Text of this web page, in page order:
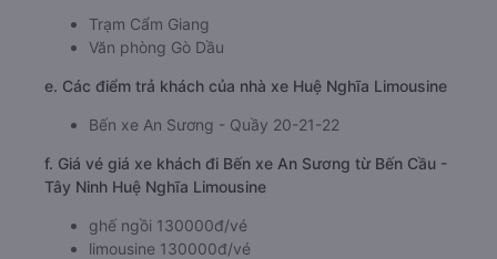
Trạm Cẩm Giang
Văn phòng Gò Dầu
e. Các điểm trả khách của nhà xe Huệ Nghĩa Limousine
Bến xe An Sương - Quầy 20-21-22
f. Giá vé giá xe khách đi Bến xe An Sương từ Bến Cầu -
Tây Ninh Huệ Nghĩa Limousine
ghế ngồi 130000đ/vé
limousine 130000đ/vé